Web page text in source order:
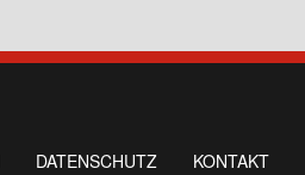
DATENSCHUTZ KONTAKT